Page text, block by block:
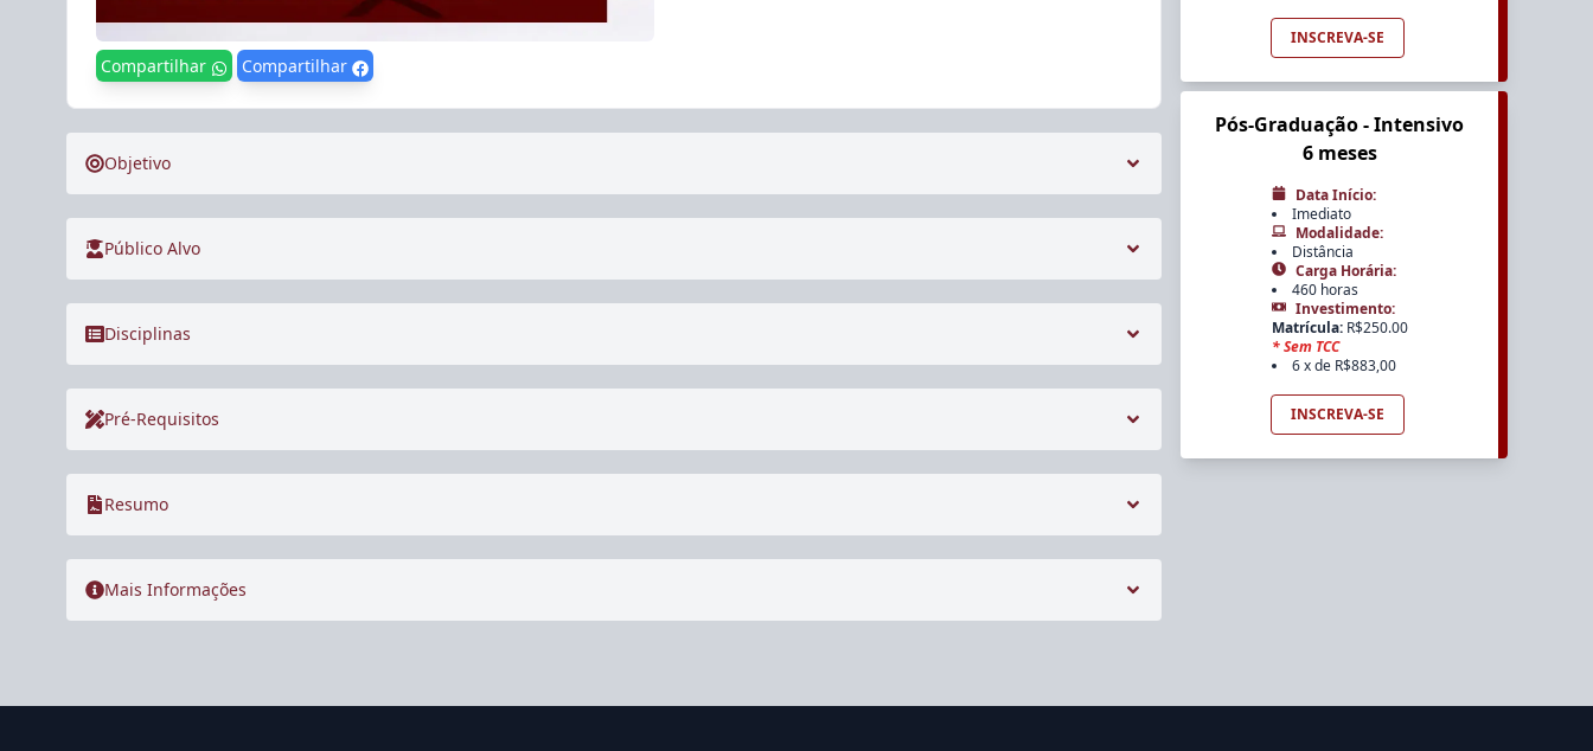
Compartilhar Compartilhar
Objetivo
Público Alvo
Disciplinas
Pré-Requisitos
Resumo
Mais Informações
INSCREVA-SE
Pós-Graduação - Intensivo
6 meses
Data Início:
Imediato
Modalidade:
Distância
Carga Horária:
460 horas
Investimento:
Matrícula: R$250.00
*Sem TCC
6 x de R$883,00
INSCREVA-SE